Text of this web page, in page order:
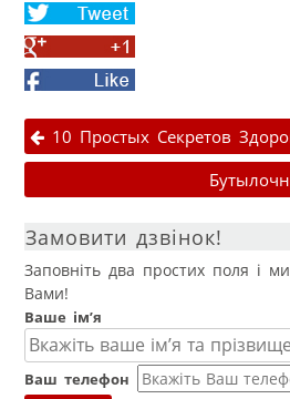
Share
on
Twitter
Share
on
Google+
Facebook
Навігація
10 Простых Секретов
Замовити дзвінок!
Заповніть два простих поля і
Вами!
Ваше ім’я
Ваш телефон